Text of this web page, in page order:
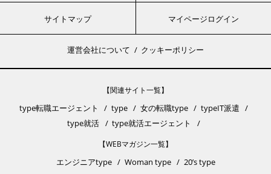
サイトマップ マイページログイン
運営会社について クッキーポリシー
【関連サイト一覧】
type転職エージェント type 女の転職type
typeIT派遣
type就活
type就活エージェント
【WEBマガジン一覧】
エンジニアtype Woman type 20’s type